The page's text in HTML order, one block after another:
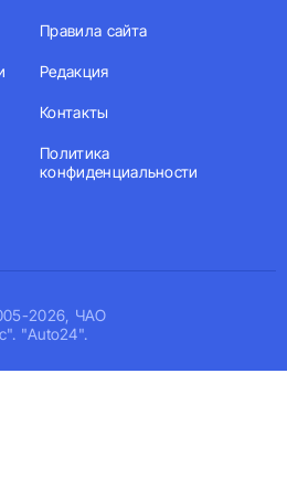
2026, ЧАО
"Auto24".
Правила сайта
Редакция
Контакты
Политика
конфиденциальности